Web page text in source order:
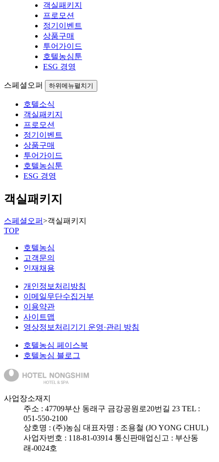
객실패키지
프로모션
정기이벤트
상품구매
투어가이드
호텔농심툰
ESG 경영
스페셜오퍼 하위메뉴펼치기
호텔소식
객실패키지
프로모션
정기이벤트
상품구매
투어가이드
호텔농심툰
ESG 경영
객실패키지
스페셜오퍼>객실패키지
TOP
호텔농심
고객문의
인재채용
개인정보처리방침
이메일무단수집거부
이용약관
사이트맵
영상정보처리기기 운영·관리 방침
호텔농심 페이스북
호텔농심 블로그
사업장소재지
주소 : 47709부산 동래구 금강공원로20번길 23 TEL :
051-550-2100
상호명 : (주)농심 대표자명 : 조용철 (JO YONG CHUL)
사업자번호 : 118-81-03914 통신판매업신고 : 부산동
래-0024호